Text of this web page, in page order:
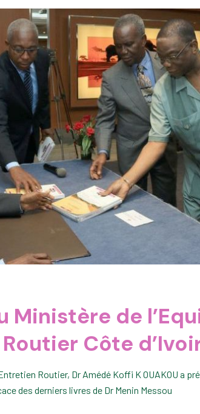
Ministère de
Côte
Routier, Dr Amédé Koffi K OUAKOU a
des derniers livres de Dr Menin Messou